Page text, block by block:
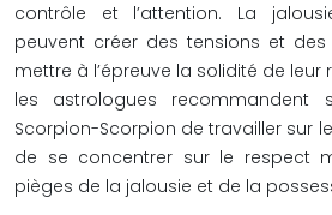
contrôle et l’attention. La
peuvent créer des tensions et
mettre à l’épreuve la solidité de leur
les astrologues recommandent
Scorpion-Scorpion de travailler sur
de se concentrer sur le respect
pièges de la jalousie et de la